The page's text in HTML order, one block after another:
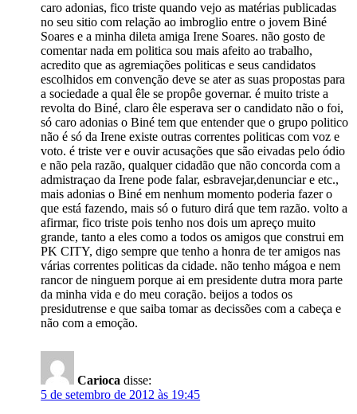
caro adonias, fico triste quando vejo as matérias publicadas
no seu sitio com relação ao imbroglio entre o jovem Biné
Soares e a minha dileta amiga Irene Soares. não gosto de
comentar nada em politica sou mais afeito ao trabalho,
acredito que as agremiações politicas e seus candidatos
escolhidos em convenção deve se ater as suas propostas para
a sociedade a qual êle se propôe governar. é muito triste a
revolta do Biné, claro êle esperava ser o candidato não o foi,
só caro adonias o Biné tem que entender que o grupo politico
não é só da Irene existe outras correntes politicas com voz e
voto. é triste ver e ouvir acusações que são eivadas pelo ódio
e não pela razão, qualquer cidadão que não concorda com a
admistraçao da Irene pode falar, esbravejar,denunciar e etc.,
mais adonias o Biné em nenhum momento poderia fazer o
que está fazendo, mais só o futuro dirá que tem razão. volto a
afirmar, fico triste pois tenho nos dois um apreço muito
grande, tanto a eles como a todos os amigos que construi em
PK CITY, digo sempre que tenho a honra de ter amigos nas
várias correntes politicas da cidade. não tenho mágoa e nem
rancor de ninguem porque ai em presidente dutra mora parte
da minha vida e do meu coração. beijos a todos os
presidutrense e que saiba tomar as decissões com a cabeça e
não com a emoção.
Carioca disse:
5 de setembro de 2012 às 19:45